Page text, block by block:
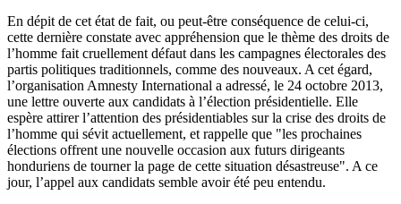
En dépit de cet état de fait, ou peut-être conséquence de celui-ci,
cette dernière constate avec appréhension que le thème des droits de
l’homme fait cruellement défaut dans les campagnes électorales des
partis politiques traditionnels, comme des nouveaux. A cet égard,
l’organisation Amnesty International a adressé, le 24 octobre 2013,
une lettre ouverte aux candidats à l’élection présidentielle. Elle
espère attirer l’attention des présidentiables sur la crise des droits de
l’homme qui sévit actuellement, et rappelle que "les prochaines
élections offrent une nouvelle occasion aux futurs dirigeants
honduriens de tourner la page de cette situation désastreuse". A ce
jour, l’appel aux candidats semble avoir été peu entendu.